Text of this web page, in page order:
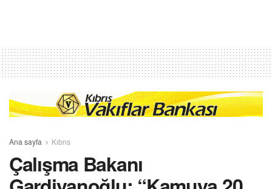
Ana sayfa Kıbrıs
Çalışma Bakanı